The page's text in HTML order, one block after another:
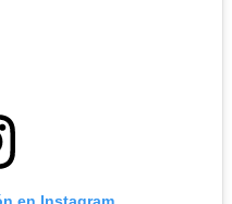
en Instagram